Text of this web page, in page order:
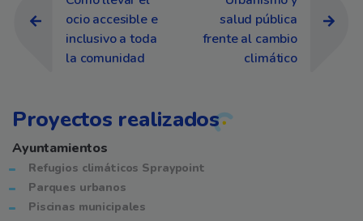
ocio accesible e
inclusivo a toda
la comunidad
salud pública
frente al cambio
climático
Proyectos realizados
Ayuntamientos
Refugios climáticos Spraypoint
Parques urbanos
Piscinas municipales